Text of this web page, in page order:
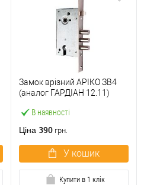
В наявності
Замок врізний АРІКО ЗВ4
(аналог ГАРДІАН 12.11)
Ціна 390 грн.
У кошик
Купити в 1 клік